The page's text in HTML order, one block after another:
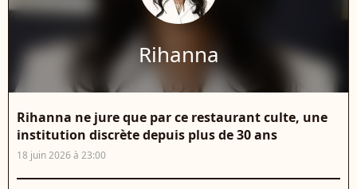
Rihanna
Rihanna ne jure que par ce restaurant culte, une
institution discrète depuis plus de 30 ans
18 juin 2026 à 23:00